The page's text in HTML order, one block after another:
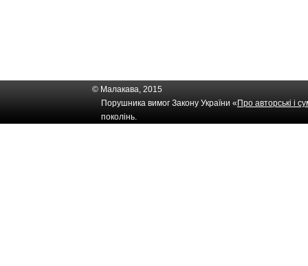
© Малакава, 2015
Порушника вимог Закону України « Про авторські і
поколінь.